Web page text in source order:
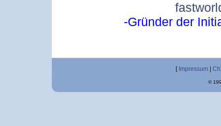
-Gründer der
[ Impressum
©